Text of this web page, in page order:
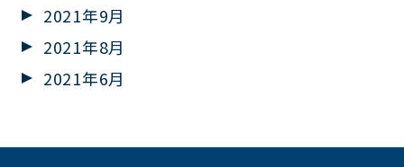
2021年9月
2021年8月
2021年6月